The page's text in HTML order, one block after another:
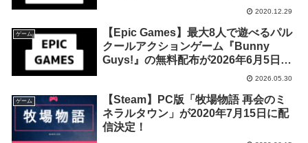
での24時間限定で無料配布を開始！
2020.12.29
ゲーム
【Epic Games】最大8人で遊べるパル
クールアクションゲーム『Bunny
Guys!』の無料配布が2026年6月5日午
2026.05.30
ゲーム
【Steam】PC版「牧場物語 再会のミ
ネラルタウン」が2020年7月15日に配
信決定！